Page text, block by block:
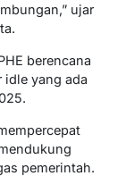
ujar
berencana
yang ada
pemerintah.